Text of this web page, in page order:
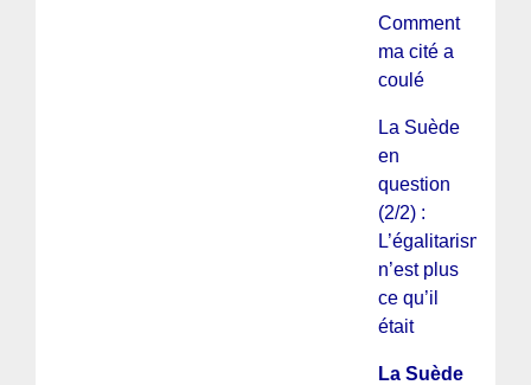
Comment
ma cité a
coulé
La Suède
en
question
(2/2) :
L’égalitarisme
n’est plus
ce qu’il
était
La Suède